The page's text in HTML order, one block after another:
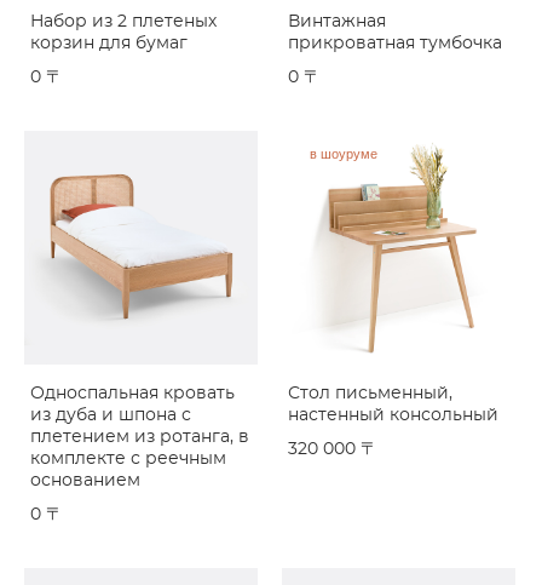
Набор из 2 плетеных
корзин для бумаг
0 〒
Винтажная
прикроватная тумбочка
0 〒
Односпальная кровать
из дуба и шпона с
плетением из ротанга, в
комплекте с реечным
основанием
0 〒
в шоуруме
Стол письменный,
настенный консольный
320 000 〒